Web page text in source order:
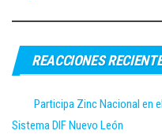
REACCIONES
Participa Zinc Nacional en
Sistema DIF Nuevo León